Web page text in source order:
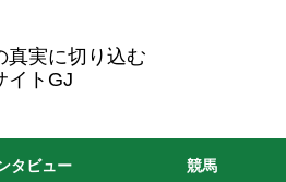
真実に切り込む
イトGJ
タビュー 競馬